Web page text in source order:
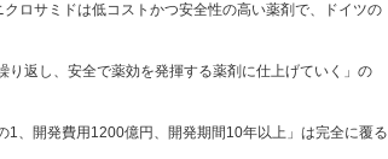
ロサミドは低コストかつ安全性の高い薬剤で、ドイツの
返し、安全で薬効を発揮する薬剤に仕上げていく」の
、開発費用1200億円、開発期間10年以上」は完全に覆る